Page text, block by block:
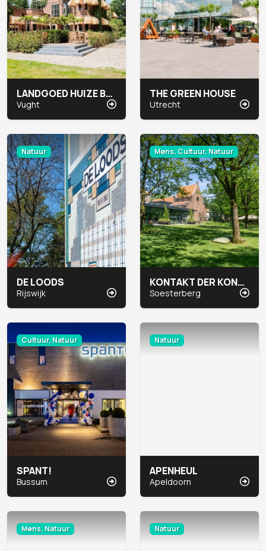
LANDGOED HUIZE BERGEN
Vught
THE GREEN HOUSE
Utrecht
Natuur
DE LOODS
Rijswijk
Mens, Cultuur, Natuur
KONTAKT DER KONTINENTEN
Soesterberg
Cultuur, Natuur
SPANT!
Bussum
Natuur
APENHEUL
Apeldoorn
Mens, Natuur Natuur